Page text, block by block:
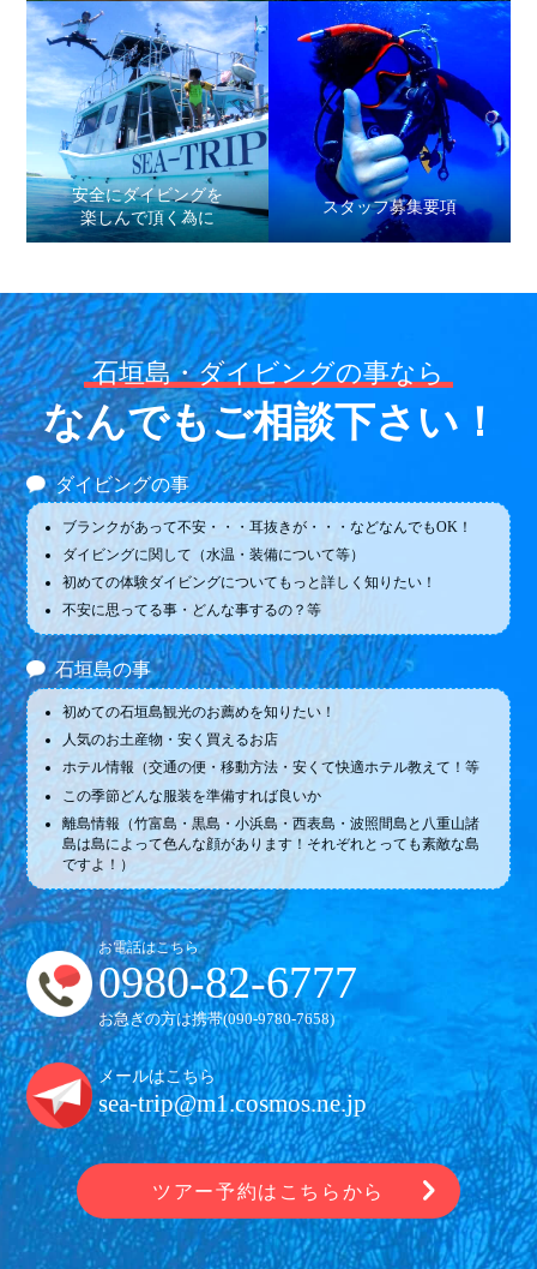
安全にダイビングを
楽しんで頂く為に
スタッフ募集要項
石垣島・ダイビングの事なら
なんでもご相談下さい！
ダイビングの事
ブランクがあって不安・・・耳抜きが・・・などなんでもOK！
ダイビングに関して（水温・装備について等）
初めての体験ダイビングについてもっと詳しく知りたい！
不安に思ってる事・どんな事するの？等
石垣島の事
初めての石垣島観光のお薦めを知りたい！
人気のお土産物・安く買えるお店
ホテル情報（交通の便・移動方法・安くて快適ホテル教えて！等
この季節どんな服装を準備すれば良いか
離島情報（竹富島・黒島・小浜島・西表島・波照間島と八重山諸
島は島によって色んな顔があります！それぞれとっても素敵な島
ですよ！）
お電話はこちら
0980-82-6777
お急ぎの方は携帯(090-9780-7658)
メールはこちら
sea-trip@m1.cosmos.ne.jp
ツアー予約はこちらから